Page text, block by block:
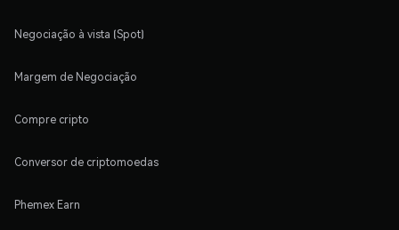
Negociação à vista (Spot)
Margem de Negociação
Compre cripto
Conversor de criptomoedas
Phemex Earn